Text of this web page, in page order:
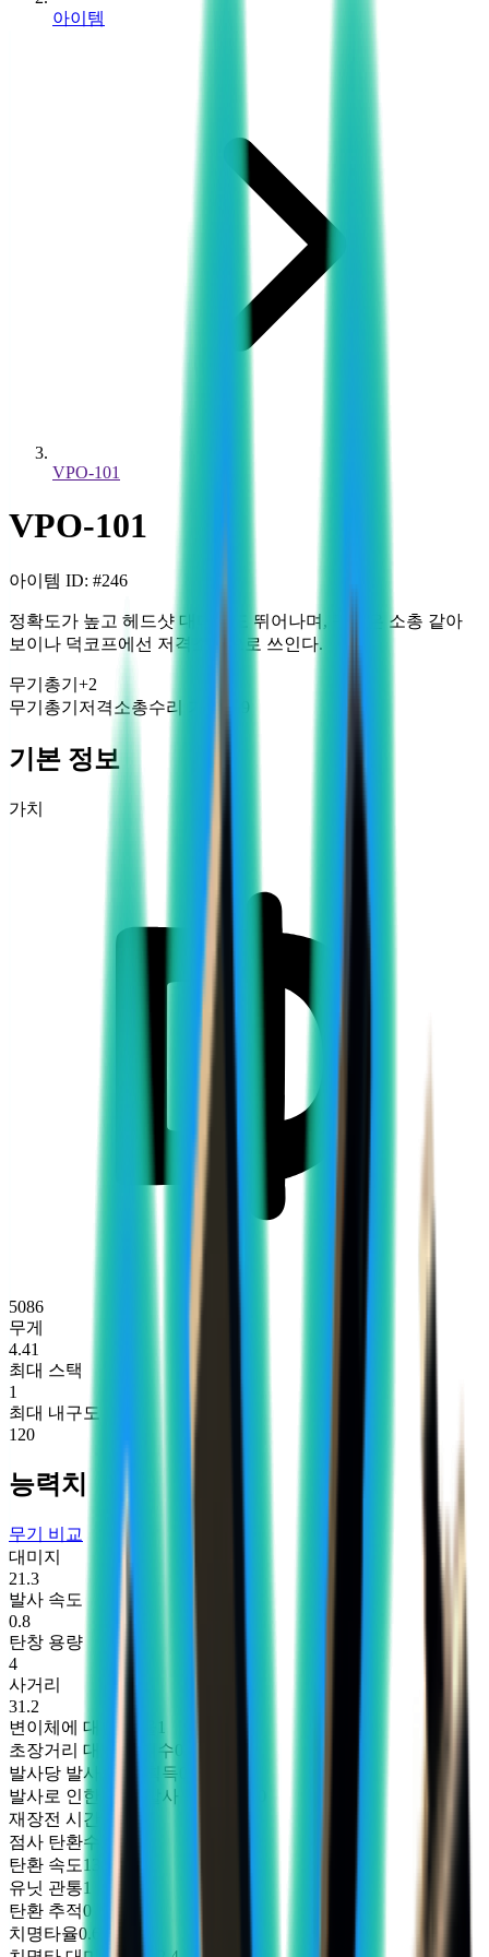
아이템
VPO-101
VPO-101
아이템 ID: #246
정확도가 높고 헤드샷 대미지도 뛰어나며, 구경은 소총 같아
보이나 덕코프에선 저격소총으로 쓰인다.
무기 총기 +2
무기 총기 저격소총수리 가능
기본 정보
가치
5086
무게
4.41
최대 스택
1
최대 내구도
120
능력치
무기 비교
대미지
21.3
발사 속도
0.8
탄창 용량
4
사거리
31.2
변이체에 대한 배율
1
초장거리 대미지 계수
발사당 발사 속도 획득
발사로 인한 최대 발사 속도 획득
재장전 시간
3.2
점사 탄환수
탄환 속도138
유닛 관통1
탄환 추적0
치명타율0.65